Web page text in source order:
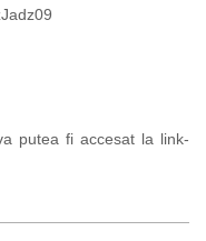
putea fi accesat la link-